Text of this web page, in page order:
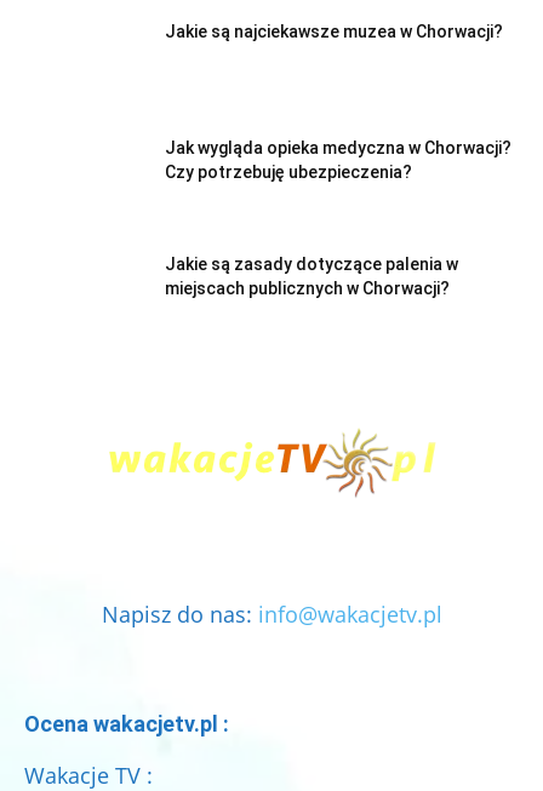
Jakie są najciekawsze muzea w Chorwacji?
Jak wygląda opieka medyczna w Chorwacji?
Czy potrzebuję ubezpieczenia?
Jakie są zasady dotyczące palenia w
miejscach publicznych w Chorwacji?
Napisz do nas: info@wakacjetv.pl
Ocena wakacjetv.pl :
Wakacje TV :